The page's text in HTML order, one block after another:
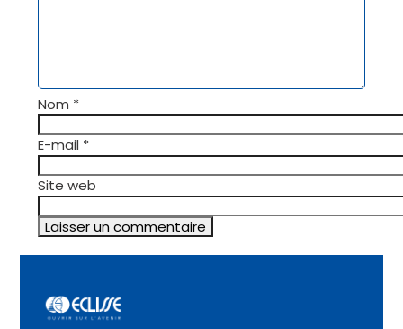
Nom *
E-mail *
Site web